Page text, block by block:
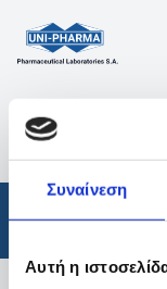
Συναίνεση
Αυτή η
ΠΡΟΪΟΝΤΑ
ΑΠΟΤΕΛΕΣΜΑΤΑ
Φάρμακα